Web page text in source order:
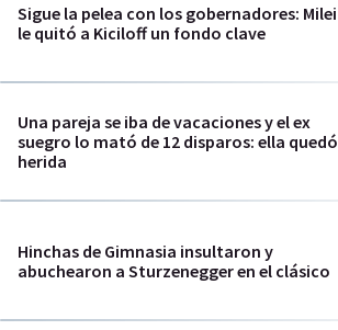
Sigue la pelea con los gobernadores: Milei
le quitó a Kiciloff un fondo clave
Una pareja se iba de vacaciones y el ex
suegro lo mató de 12 disparos: ella quedó
herida
Hinchas de Gimnasia insultaron y
abuchearon a Sturzenegger en el clásico